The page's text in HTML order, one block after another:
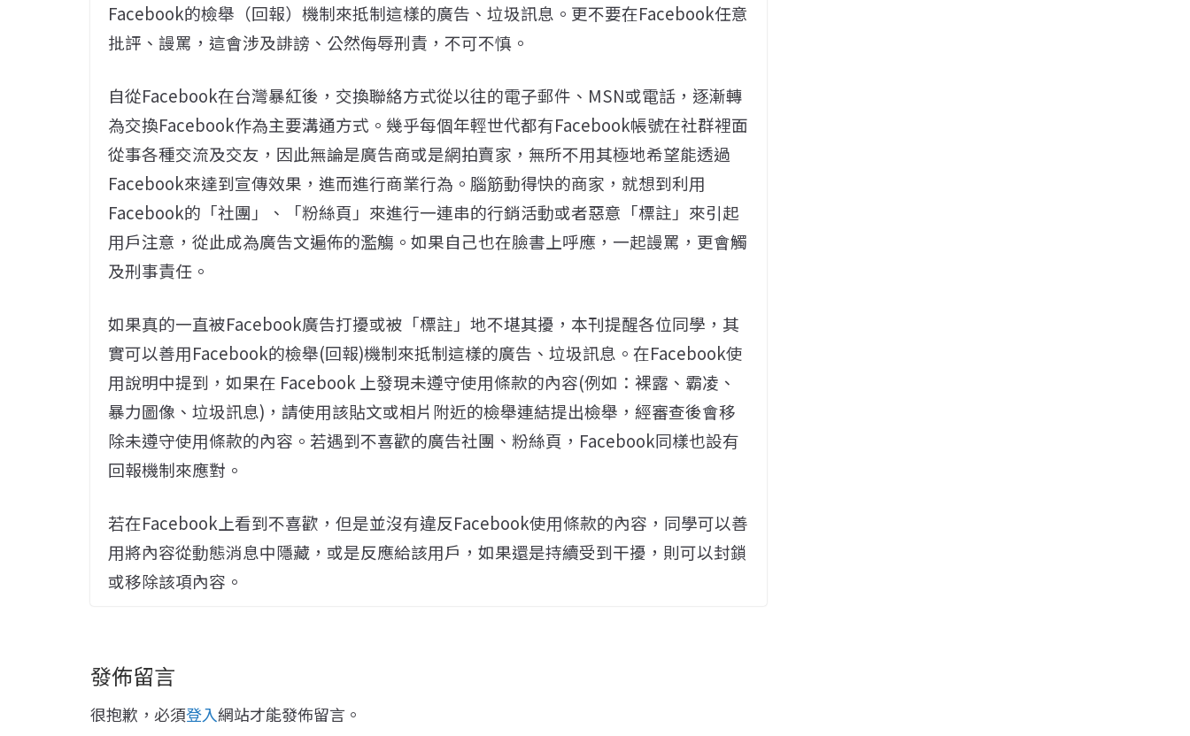
Facebook的檢舉（回報）機制來抵制這樣的廣告、垃圾訊息。更不要在Facebook任意
批評、謾罵，這會涉及誹謗、公然侮辱刑責，不可不慎。
自從Facebook在台灣暴紅後，交換聯絡方式從以往的電子郵件、MSN或電話，逐漸轉
為交換Facebook作為主要溝通方式。幾乎每個年輕世代都有Facebook帳號在社群裡面
從事各種交流及交友，因此無論是廣告商或是網拍賣家，無所不用其極地希望能透過
Facebook來達到宣傳效果，進而進行商業行為。腦筋動得快的商家，就想到利用
Facebook的「社團」、「粉絲頁」來進行一連串的行銷活動或者惡意「標註」來引起
用戶注意，從此成為廣告文遍佈的濫觴。如果自己也在臉書上呼應，一起謾罵，更會觸
及刑事責任。
如果真的一直被Facebook廣告打擾或被「標註」地不堪其擾，本刊提醒各位同學，其
實可以善用Facebook的檢舉(回報)機制來抵制這樣的廣告、垃圾訊息。在Facebook使
用說明中提到，如果在 Facebook 上發現未遵守使用條款的內容(例如：裸露、霸凌、
暴力圖像、垃圾訊息)，請使用該貼文或相片附近的檢舉連結提出檢舉，經審查後會移
除未遵守使用條款的內容。若遇到不喜歡的廣告社團、粉絲頁，Facebook同樣也設有
回報機制來應對。
若在Facebook上看到不喜歡，但是並沒有違反Facebook使用條款的內容，同學可以善
用將內容從動態消息中隱藏，或是反應給該用戶，如果還是持續受到干擾，則可以封鎖
或移除該項內容。
發佈留言
很抱歉，必須登入網站才能發佈留言。